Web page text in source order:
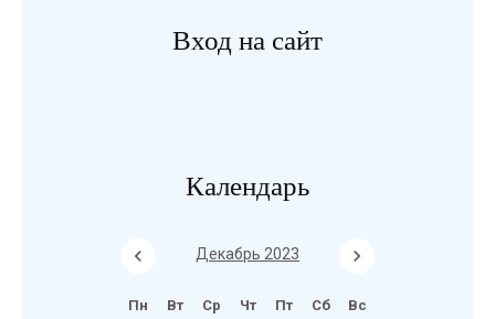
Вход на сайт
Календарь
Декабрь 2023
Пн Вт Ср Чт Пт Сб Вс